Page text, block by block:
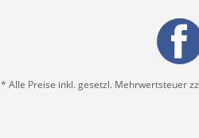
* Alle Preise inkl. gesetzl. Mehrwertsteuer